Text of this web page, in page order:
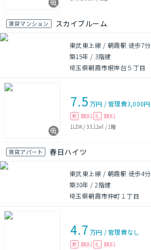
賃貸マンション スカイブルーム
東武東上線 / 朝霞駅 徒歩7分
築15年 / 3階建
埼玉県朝霞市根岸台５丁目
7.5 万円 /管理費3,000円
敷 無料 礼 無料
1LDK/33.12㎡ / 1階
賃貸アパート 春日ハイツ
東武東上線 / 朝霞駅 徒歩4分
築30年 /2階建
埼玉県朝霞市仲町１丁目
4.7 万円 /管理費なし
敷 無料 礼 無料